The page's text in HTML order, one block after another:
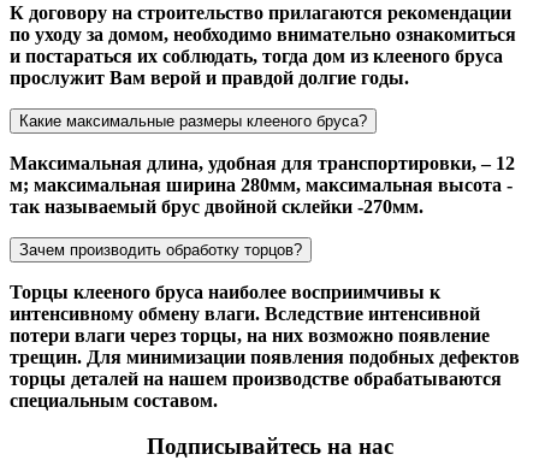
К договору на строительство прилагаются рекомендации
по уходу за домом, необходимо внимательно ознакомиться
и постараться их соблюдать, тогда дом из клееного бруса
прослужит Вам верой и правдой долгие годы.
Какие максимальные размеры клееного бруса?
Максимальная длина, удобная для транспортировки, – 12
м; максимальная ширина 280мм, максимальная высота -
так называемый брус двойной склейки -270мм.
Зачем производить обработку торцов?
Торцы клееного бруса наиболее восприимчивы к
интенсивному обмену влаги. Вследствие интенсивной
потери влаги через торцы, на них возможно появление
трещин. Для минимизации появления подобных дефектов
торцы деталей на нашем производстве обрабатываются
специальным составом.
Подписывайтесь на нас